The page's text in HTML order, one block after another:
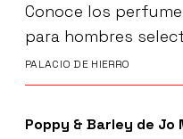
Conoce los
para hombres
PALACIO DE HIERRO
Poppy & Barley de Jo